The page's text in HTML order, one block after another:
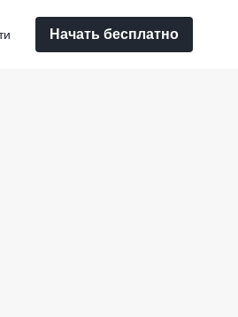
Начать бесплатно